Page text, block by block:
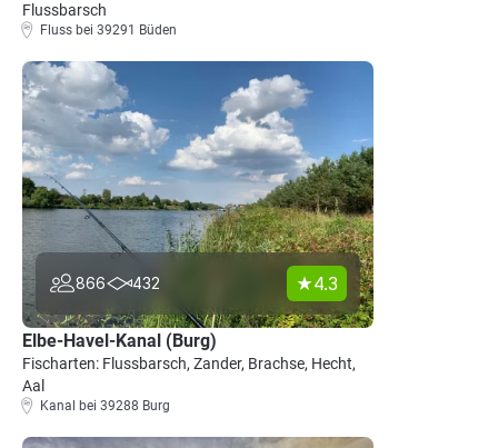
Flussbarsch
Fluss bei 39291 Büden
866 432 4.3
Elbe-Havel-Kanal (Burg)
Fischarten: Flussbarsch, Zander, Brachse, Hecht,
Aal
Kanal bei 39288 Burg